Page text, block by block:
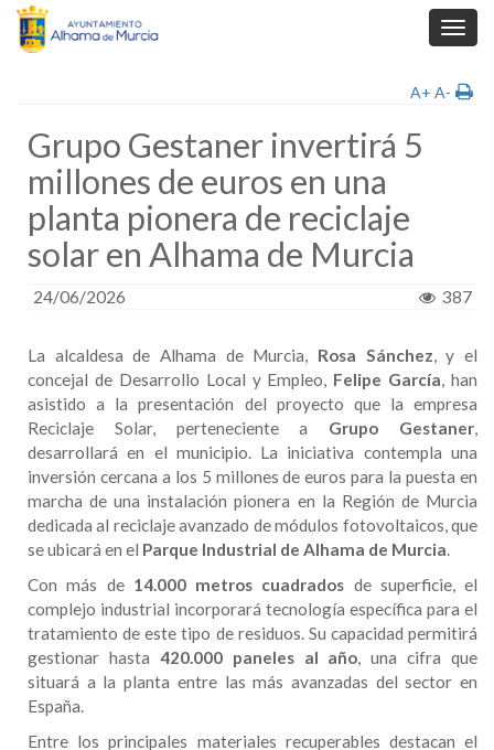
A+ A-
Grupo Gestaner invertirá 5
millones de euros en una
planta pionera de reciclaje
solar en Alhama de Murcia
24/06/2026 387
La alcaldesa de Alhama de Murcia, Rosa Sánchez, y el
concejal de Desarrollo Local y Empleo, Felipe García, han
asistido a la presentación del proyecto que la empresa
Reciclaje Solar, perteneciente a Grupo Gestaner,
desarrollará en el municipio. La iniciativa contempla una
inversión cercana a los 5 millones de euros para la puesta en
marcha de una instalación pionera en la Región de Murcia
dedicada al reciclaje avanzado de módulos fotovoltaicos, que
se ubicará en el Parque Industrial de Alhama de Murcia.
Con más de 14.000 metros cuadrados de superficie, el
complejo industrial incorporará tecnología específica para el
tratamiento de este tipo de residuos. Su capacidad permitirá
gestionar hasta 420.000 paneles al año, una cifra que
situará a la planta entre las más avanzadas del sector en
España.
Entre los principales materiales recuperables destacan el